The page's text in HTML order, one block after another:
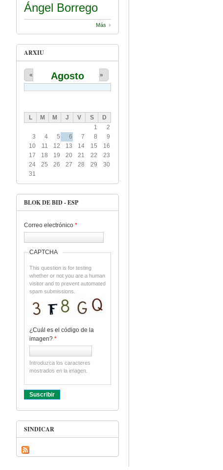
Ángel Borrego
Más
ARXIU
Agosto
« »
L M M J V S
D
1
2
3
4 5 6 7 8
9
10
11 12 13 14 15
16
17
18 19 20 21 22
23
24
25 26 27 28 29
30
31
BLOK DE BID - ESP
Correo electrónico *
CAPTCHA
This question is for testing
whether or not you are a human
visitor and to prevent automated
spam submissions.
¿Cuál es el código de la
imagen? *
Introduzca los caracteres
mostrados en la imagen.
SINDICAR